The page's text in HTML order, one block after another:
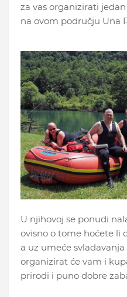
za vas organizirati
na ovom području Una
U njihovoj se ponudi
ovisno o tome hoćete li
a uz umeće
organizirat će vam i
prirodi i puno dobre